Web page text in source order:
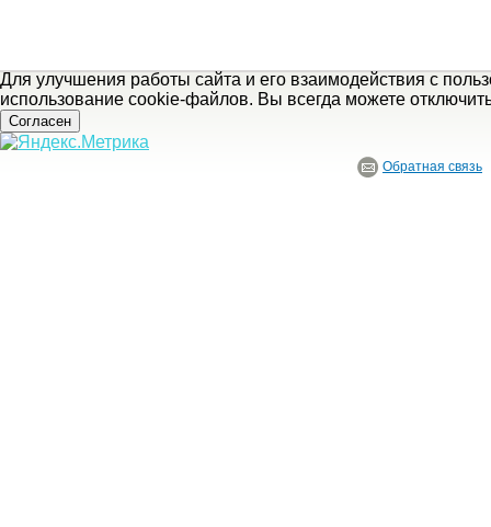
Для улучшения работы сайта и его взаимодействия с
использование cookie-файлов. Вы всегда можете
Согласен
Обратная связь